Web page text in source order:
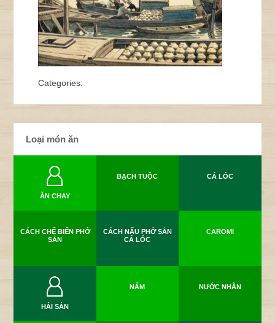
Categories:
Loại món ăn
ĂN CHAY
BẠCH TUỘC CÁ LÓC
CÁCH CHẾ BIẾN PHỞ
SẮN
CÁCH NẤU PHỞ SẮN
CÁ LÓC
CAROMI
HẢI SẢN
NẤM NƯỚC NHÂN